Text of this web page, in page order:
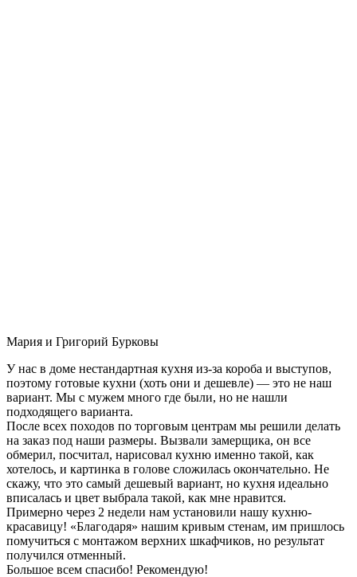
Мария и Григорий Бурковы
У нас в доме нестандартная кухня из-за короба и выступов,
поэтому готовые кухни (хоть они и дешевле) — это не наш
вариант. Мы с мужем много где были, но не нашли
подходящего варианта.
После всех походов по торговым центрам мы решили делать
на заказ под наши размеры. Вызвали замерщика, он все
обмерил, посчитал, нарисовал кухню именно такой, как
хотелось, и картинка в голове сложилась окончательно. Не
скажу, что это самый дешевый вариант, но кухня идеально
вписалась и цвет выбрала такой, как мне нравится.
Примерно через 2 недели нам установили нашу кухню-
красавицу! «Благодаря» нашим кривым стенам, им пришлось
помучиться с монтажом верхних шкафчиков, но результат
получился отменный.
Большое всем спасибо! Рекомендую!